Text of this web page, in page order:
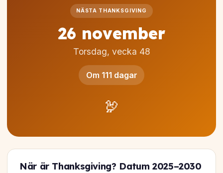
NÄSTA THANKSGIVING
26 november
Torsdag, vecka 48
Om 111 dagar
🦃
När är Thanksgiving? Datum 2025–2030